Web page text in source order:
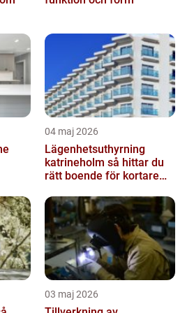
04 maj 2026
Lägenhetsuthyrning
katrineholm så hittar du
rätt boende för kortare
03 maj 2026